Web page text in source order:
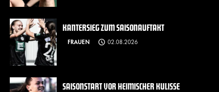
KANTERSIEG ZUM SAISONAUFTAKT
FRAUEN 02.08.2026
SAISONSTART VOR HEIMISCHER KULISSE